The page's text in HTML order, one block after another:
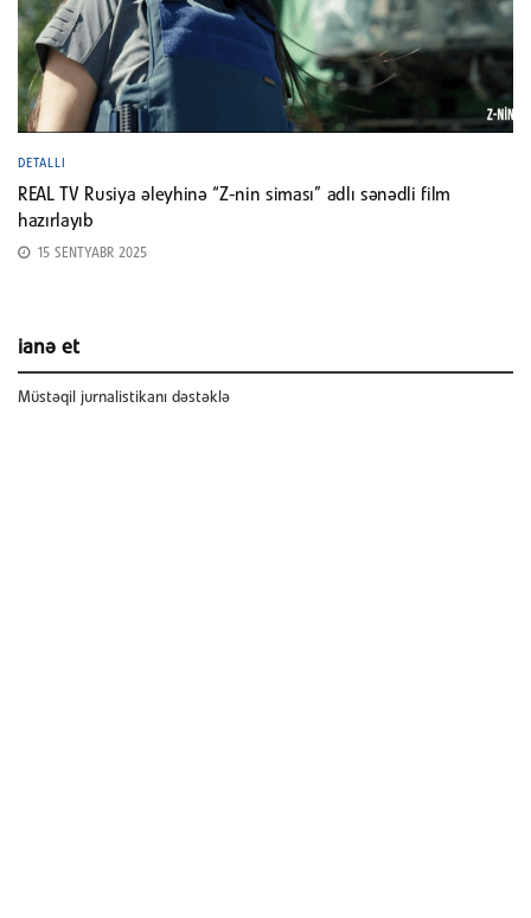
DETALLI
REAL TV Rusiya əleyhinə “Z-nin siması” adlı sənədli film
hazırlayıb
15 SENTYABR 2025
ianə et
Müstəqil jurnalistikanı dəstəklə